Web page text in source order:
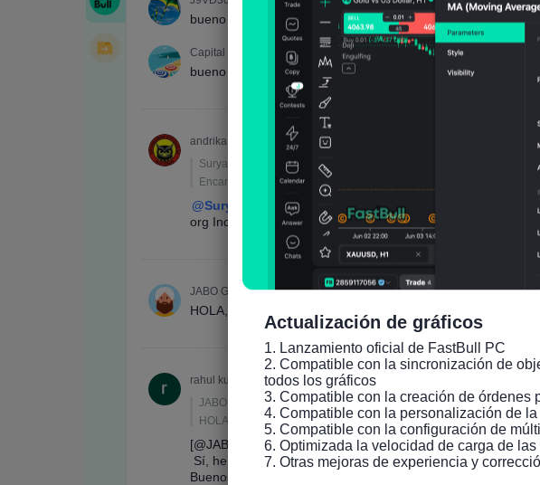
Reino
Unido
Actualización de gráficos
1. Lanzamiento oficial de FastBull PC
2. Compatible con la sincronización de
todos los gráficos
3. Compatible con la creación de órdenes
4. Compatible con la personalización de
5. Compatible con la configuración de
6. Optimizada la velocidad de carga de las
7. Otras mejoras de experiencia y